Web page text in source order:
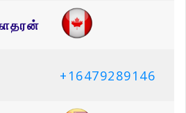
+16479289146